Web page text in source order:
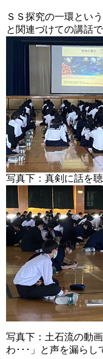
ＳＳ探究の一環とい
と関連づけての講話で
写真下：真剣に話を
写真下：土石流の動
わ･･･」と声を漏らし